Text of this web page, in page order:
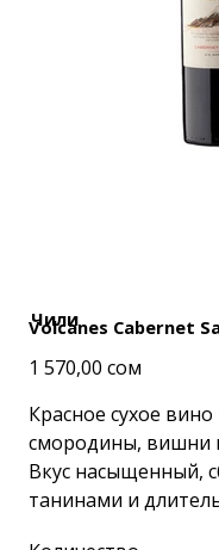
Volcanes Cabernet
Цена
1 570,00 сом
Красное сухое
смородины, вишни
Вкус насыщенный,
танинами и
Чили